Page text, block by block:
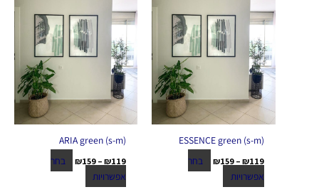
(ESSENCE green (s-m
₪119
–
₪159
בחר
אפשרויות
בעמוד
המוצר
(ARIA green (s-m
₪119
–
₪159
בחר
אפשרויות
בעמוד
המוצר